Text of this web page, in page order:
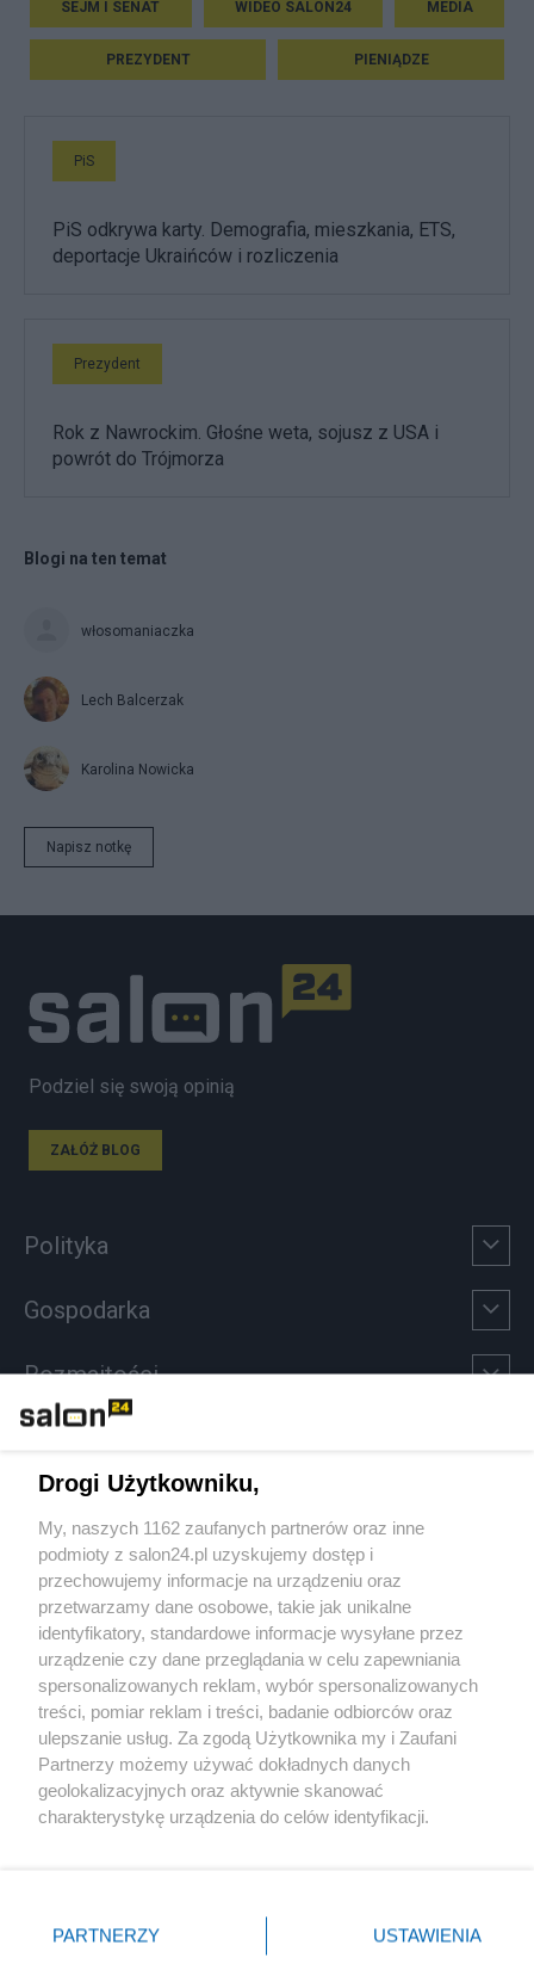
SEJM I SENAT WIDEO SALON24 MEDIA
PREZYDENT PIENIĄDZE
PiS
PiS odkrywa karty. Demografia, mieszkania, ETS,
deportacje Ukraińców i rozliczenia
Prezydent
Rok z Nawrockim. Głośne weta, sojusz z USA i
powrót do Trójmorza
Blogi na ten temat
włosomaniaczka
Lech Balcerzak
Karolina Nowicka
Napisz notkę
Podziel się swoją opinią
ZAŁÓŻ BLOG
Polityka
Gospodarka
Rozmaitości
Sport
Społeczeństwo
Kultura
X Facebook Instagram Youtube
Drogi Użytkowniku,
My, naszych 1162 zaufanych partnerów oraz inne
podmioty z salon24.pl uzyskujemy dostęp i
przechowujemy informacje na urządzeniu oraz
przetwarzamy dane osobowe, takie jak unikalne
identyfikatory, standardowe informacje wysyłane przez
urządzenie czy dane przeglądania w celu zapewniania
spersonalizowanych reklam, wybór spersonalizowanych
treści, pomiar reklam i treści, badanie odbiorców oraz
ulepszanie usług. Za zgodą Użytkownika my i Zaufani
Partnerzy możemy używać dokładnych danych
geolokalizacyjnych oraz aktywnie skanować
charakterystykę urządzenia do celów identyfikacji.
zmienić/wycofać klikając przycisk ustawień prywatności
znajdujący się w lewym dolnym rogu strony
PARTNERZY USTAWIENIA